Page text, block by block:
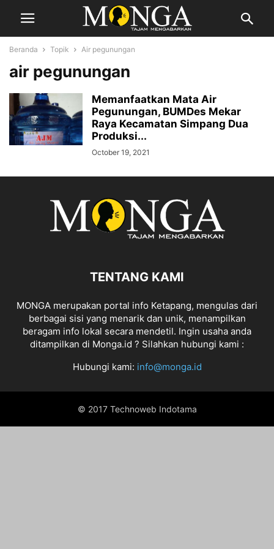
Beranda Topik Air pegunungan
air pegunungan
Memanfaatkan Mata Air
Pegunungan, BUMDes Mekar
Raya Kecamatan Simpang Dua
Produksi...
October 19, 2021
TENTANG KAMI
MONGA merupakan portal info Ketapang, mengulas dari
berbagai sisi yang menarik dan unik, menampilkan
beragam info lokal secara mendetil. Ingin usaha anda
ditampilkan di Monga.id ? Silahkan hubungi kami :
Hubungi kami: info@monga.id
© 2017 Technoweb Indotama